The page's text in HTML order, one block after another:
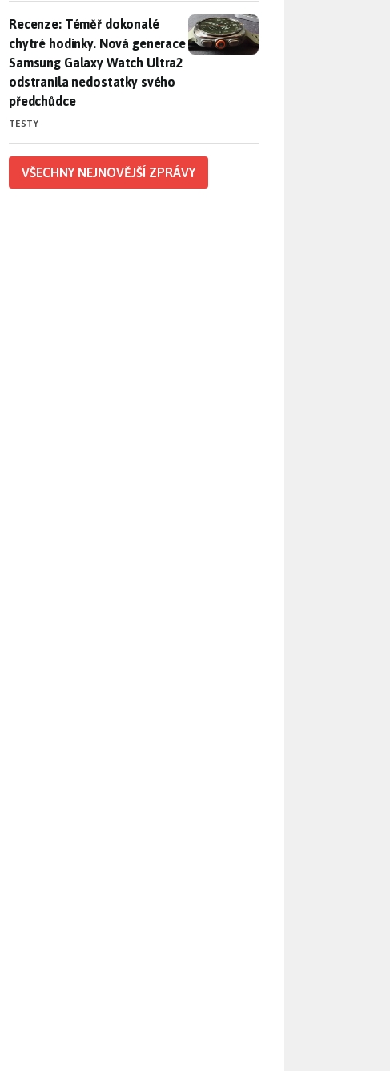
Recenze: Téměř dokonalé chytré hodinky. Nová generace
Recenze: Téměř dokonalé
chytré hodinky. Nová generace
Samsung Galaxy Watch Ultra2
odstranila nedostatky svého
předchůdce
TESTY
VŠECHNY NEJNOVĚJŠÍ ZPRÁVY